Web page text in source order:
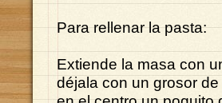
Para rellenar la pasta:
Extiende la masa con
déjala con un grosor